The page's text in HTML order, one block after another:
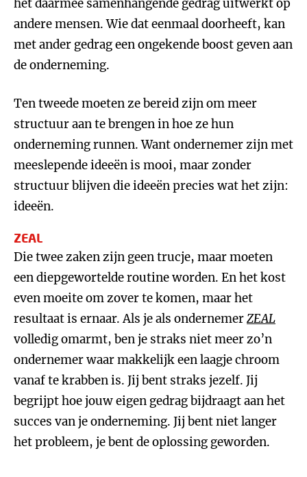
het daarmee samenhangende gedrag uitwerkt op
andere mensen. Wie dat eenmaal doorheeft, kan
met ander gedrag een ongekende boost geven aan
de onderneming.
Ten tweede moeten ze bereid zijn om meer
structuur aan te brengen in hoe ze hun
onderneming runnen. Want ondernemer zijn met
meeslepende ideeën is mooi, maar zonder
structuur blijven die ideeën precies wat het zijn:
ideeën.
ZEAL
Die twee zaken zijn geen trucje, maar moeten
een diepgewortelde routine worden. En het kost
even moeite om zover te komen, maar het
resultaat is ernaar. Als je als ondernemerZEAL
volledig omarmt, ben je straks niet meer zo’n
ondernemer waar makkelijk een laagje chroom
vanaf te krabben is. Jij bent straks jezelf. Jij
begrijpt hoe jouw eigen gedrag bijdraagt aan het
succes van je onderneming. Jij bent niet langer
het probleem, je bent de oplossing geworden.